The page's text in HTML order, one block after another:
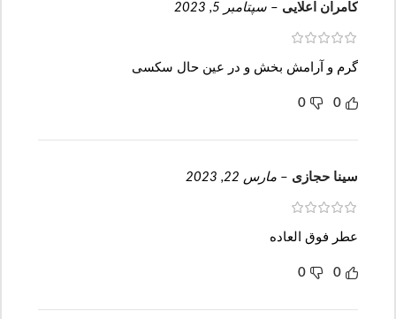
کامران اعلایی – سپتامبر 5, 2023
گرم و آرامش بخش و در عین حال سکسی
0
0
سینا حجازی – مارس 22, 2023
عطر فوق العاده
0
0